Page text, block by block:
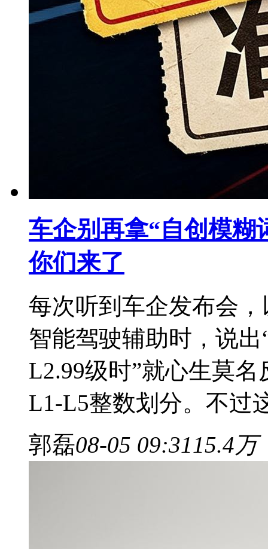
车企别再拿“自创模糊
你们来了
每次听到车企发布会
智能驾驶辅助时，说
L2.99级时”就心生莫
L1-L5整数划分。不过
郭磊08-05 09:3115.4万